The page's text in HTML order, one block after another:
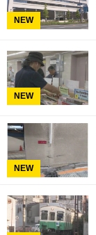
NEW
NEW
NEW